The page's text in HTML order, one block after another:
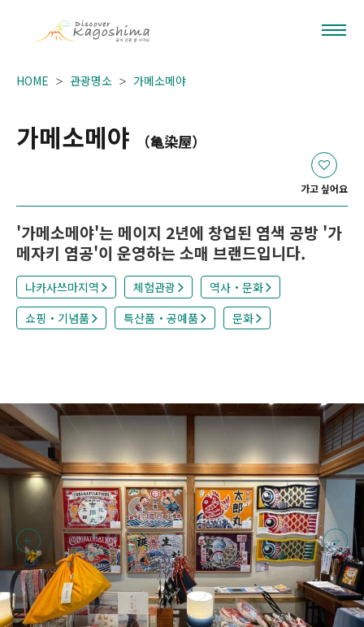
HOME 관광명소 가메소메야
가메소메야 （亀染屋）
가고 싶어요
'가메소메야'는 메이지 2년에 창업된 염색 공방 '가
메자키 염공'이 운영하는 소매 브랜드입니다.
나카사쓰마지역 체험관광
역사・문화
쇼핑・기념품
특산품・공예품 문화